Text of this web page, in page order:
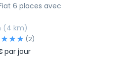
6 places avec
(4 km)
(2)
par jour